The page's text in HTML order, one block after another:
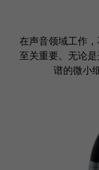
在声音领域工作
至关重要。无论
谱的微小